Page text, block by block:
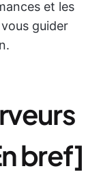
et les
guider
bref]